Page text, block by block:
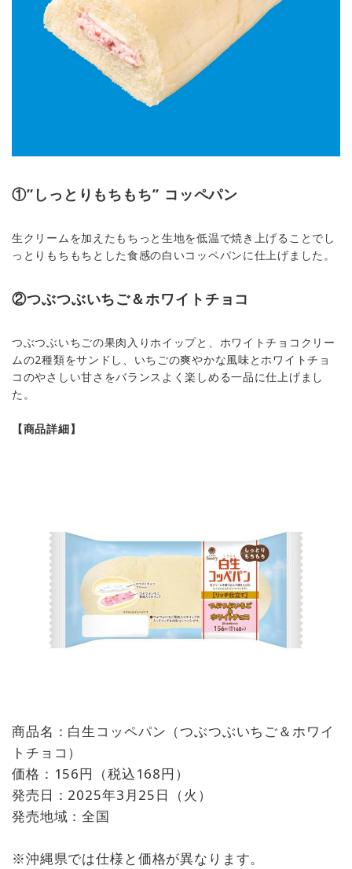
①”しっとりもちもち” コッペパン
生クリームを加えたもちっと生地を低温で焼き上げることでし
っとりもちもちとした食感の白いコッペパンに仕上げました。
②つぶつぶいちご＆ホワイトチョコ
つぶつぶいちごの果肉入りホイップと、ホワイトチョコクリー
ムの2種類をサンドし、いちごの爽やかな風味とホワイトチョ
コのやさしい甘さをバランスよく楽しめる一品に仕上げまし
た。
【商品詳細】
商品名：白生コッペパン（つぶつぶいちご＆ホワイ
トチョコ）
価格：156円（税込168円）
発売日：2025年3月25日（火）
発売地域：全国
※沖縄県では仕様と価格が異なります。